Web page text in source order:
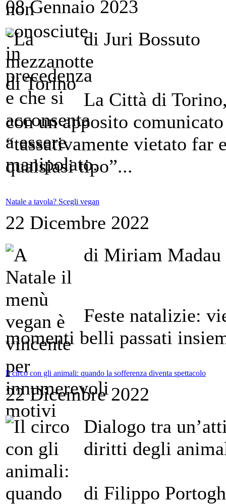
08 Gennaio 2023
di Juri Bossuto
La Città di
con un apposito
“tassativamente vietato far
qualsiasi tipo”...
Natale a tavola? Scegli vegan
22 Dicembre 2022
di Miriam Madau
Feste natalizie:
momenti belli passati
Il circo con gli animali: quando la sofferenza diventa spettacolo
22 Dicembre 2022
Dialogo tra
diritti degli
di Filippo